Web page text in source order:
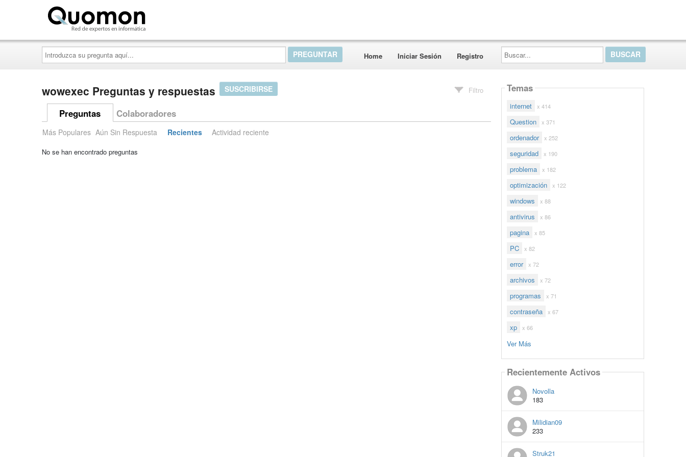
Introduzca
su
pregunta
aquí...
Home Iniciar Sesión Registro
Buscar...
wowexec Preguntas y respuestas SUSCRIBIRSE Filtro
Preguntas Colaboradores
Más Populares Aún Sin Respuesta Recientes Actividad reciente
No se han encontrado preguntas
Temas
internet x 414
Question x 371
ordenador x 252
seguridad x 190
problema x 182
optimización x 122
windows x 88
antivirus x 86
pagina x 85
PC x 82
error x 72
archivos x 72
programas x 71
contraseña x 67
xp x 66
Ver Más
Recientemente Activos
Novolla
183
Milidian09
233
Struk21